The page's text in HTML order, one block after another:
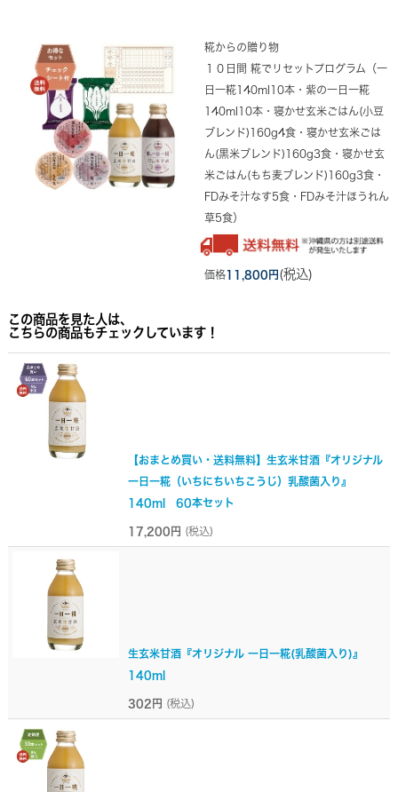
糀からの贈り物
１０日間 糀でリセットプログラム（一
日一糀140ml10本・紫の一日一糀
140ml10本・寝かせ玄米ごはん(小豆
ブレンド)160g4食・寝かせ玄米ごは
ん(黒米ブレンド)160g3食・寝かせ玄
米ごはん(もち麦ブレンド)160g3食・
FDみそ汁なす5食・FDみそ汁ほうれん
草5食）
価格11,800円 (税込)
この商品を見た人は、
こちらの商品もチェックしています！
【おまとめ買い・送料無料】生玄米甘酒『オリジナル
一日一糀（いちにちいちこうじ）乳酸菌入り』
140ml 60本セット
17,200円 (税込)
生玄米甘酒『オリジナル 一日一糀(乳酸菌入り)』
140ml
302円 (税込)